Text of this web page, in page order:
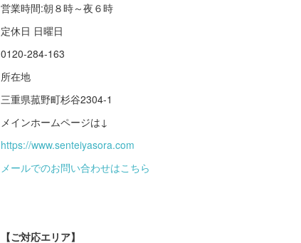
営業時間:朝８時～夜６時
定休日 日曜日
0120-284-163
所在地
三重県菰野町杉谷2304-1
メインホームページは↓
https://www.senteiyasora.com
メールでのお問い合わせはこちら
【ご対応エリア】